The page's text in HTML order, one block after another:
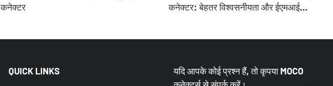
कनेक्टर
कनेक्टर: बेहतर विश्वसनीयता और ईएमआई
QUICK LINKS
यदि आपके कोई प्रश्न हैं, तो कृपया MOCO